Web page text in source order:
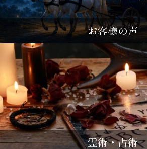
お客様の声
霊術・占術